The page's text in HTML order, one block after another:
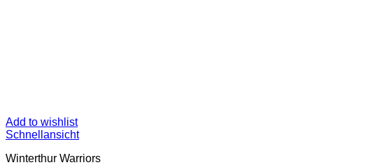
Add to wishlist
Schnellansicht
Winterthur Warriors